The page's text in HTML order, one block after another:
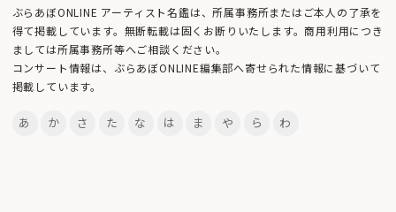
ぶらあぼONLINE アーティスト名鑑は、所属事務所またはご本人の了承を
得て掲載しています。無断転載は固くお断りいたします。商用利用につき
ましては所属事務所等へご相談ください。
コンサート情報は、ぶらあぼONLINE編集部へ寄せられた情報に基づいて
掲載しています。
あ か さ た な は ま や ら わ